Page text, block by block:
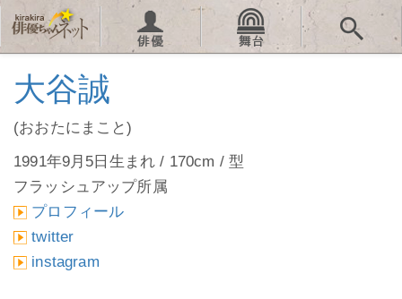
大谷誠
(おおたにまこと)
1991年9月5日生まれ / 170cm / 型
フラッシュアップ所属
プロフィール
twitter
instagram